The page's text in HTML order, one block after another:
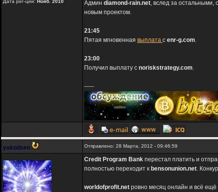
Дата рег-ции: Нояб. 2010 Админ diamond-rain.net, вслед за
новым проектом.
21:45
Пятая мгновенная выплата с enr-g.com.
23:00
Получил выплату с noriskstrategy.com.
-----
yakodsen Отправлено: 28 Марта, 2012 - 09:46:59
Credit Program Bank перестал платить и
полностью переходит к bensonunion.net.
worldofprofit.net ровно месяц онлайн и всё ещё